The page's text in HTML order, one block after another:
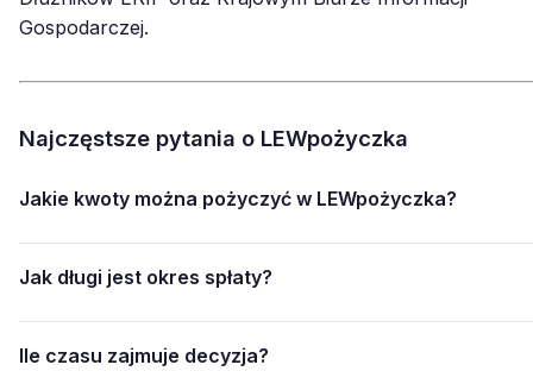
Gospodarczej.
Najczęstsze pytania o LEWpożyczka
Jakie kwoty można pożyczyć w LEWpożyczka?
Jak długi jest okres spłaty?
Ile czasu zajmuje decyzja?